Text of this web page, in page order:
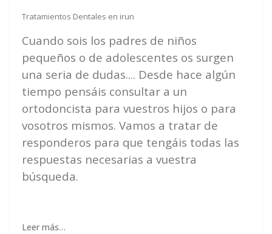
Tratamientos Dentales en irun
Cuando sois los padres de niños
pequeños o de adolescentes os surgen
una seria de dudas.... Desde hace algún
tiempo pensáis consultar a un
ortodoncista para vuestros hijos o para
vosotros mismos. Vamos a tratar de
responderos para que tengáis todas las
respuestas necesarias a vuestra
búsqueda.
Leer más…